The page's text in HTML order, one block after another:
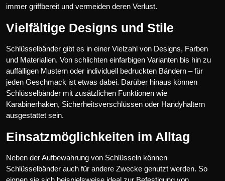
immer griffbereit und vermeiden deren Verlust.
Vielfältige Designs und Stile
Schlüsselbänder gibt es in einer Vielzahl von Designs, Farben
und Materialien. Von schlichten einfarbigen Varianten bis hin zu
auffälligen Mustern oder individuell bedruckten Bändern – für
jeden Geschmack ist etwas dabei. Darüber hinaus können
Schlüsselbänder mit zusätzlichen Funktionen wie
Karabinerhaken, Sicherheitsverschlüssen oder Handyhaltern
ausgestattet sein.
Einsatzmöglichkeiten im Alltag
Neben der Aufbewahrung von Schlüsseln können
Schlüsselbänder auch für andere Zwecke genutzt werden. So